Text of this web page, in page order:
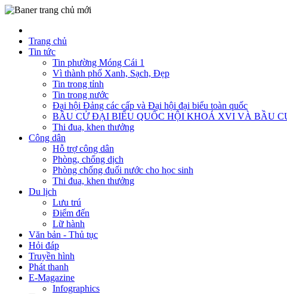
Trang chủ
Tin tức
Tin phường Móng Cái 1
Vì thành phố Xanh, Sạch, Đẹp
Tin trong tỉnh
Tin trong nước
Đại hội Đảng các cấp và Đại hội đại biểu toàn quốc
BẦU CỬ ĐẠI BIỂU QUỐC HỘI KHOÁ XVI VÀ BẦU
Thi đua, khen thưởng
Công dân
Hỗ trợ công dân
Phòng, chống dịch
Phòng chống đuối nước cho học sinh
Thi đua, khen thưởng
Du lịch
Lưu trú
Điểm đến
Lữ hành
Văn bản - Thủ tục
Hỏi đáp
Truyền hình
Phát thanh
E-Magazine
Infographics